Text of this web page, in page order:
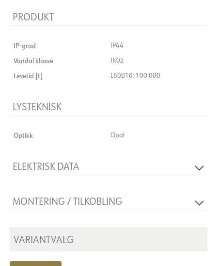
PRODUKT
IP-grad IP44
Vandal klasse IK02
Levetid [t] L80B10: 100 000
LYSTEKNISK
Optikk Opal
ELEKTRISK DATA
Isolasjonsklasse 2
MONTERING / TILKOBLING
VARIANTVALG